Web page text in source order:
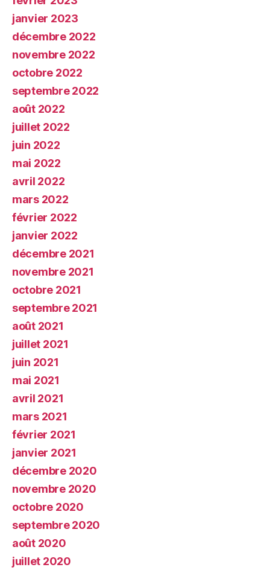
janvier 2023
décembre 2022
novembre 2022
octobre 2022
septembre 2022
août 2022
juillet 2022
juin 2022
mai 2022
avril 2022
mars 2022
février 2022
janvier 2022
décembre 2021
novembre 2021
octobre 2021
septembre 2021
août 2021
juillet 2021
juin 2021
mai 2021
avril 2021
mars 2021
février 2021
janvier 2021
décembre 2020
novembre 2020
octobre 2020
septembre 2020
août 2020
juillet 2020